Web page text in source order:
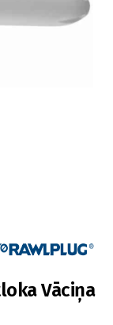
Vāciņa